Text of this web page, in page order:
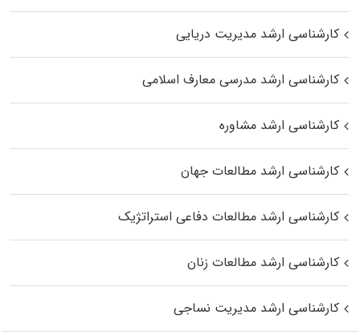
کارشناسی ارشد مدیریت دریایی
کارشناسی ارشد مدرسی معارف اسلامی
کارشناسی ارشد مشاوره
کارشناسی ارشد مطالعات جهان
کارشناسی ارشد مطالعات دفاعی استراتژیک
کارشناسی ارشد مطالعات زنان
کارشناسی ارشد مدیریت نساجی